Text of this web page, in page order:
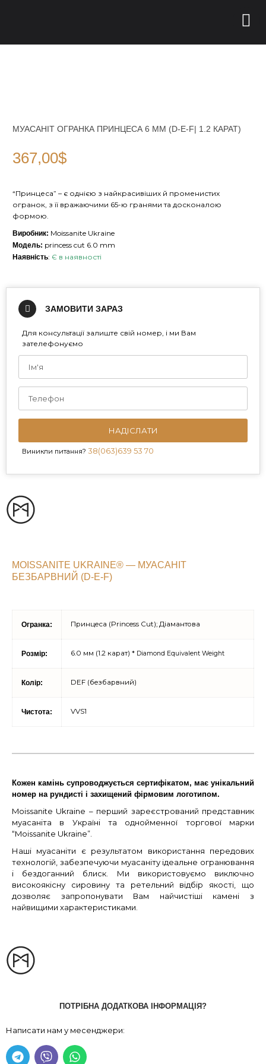
МУАСАНІТ ОГРАНКА ПРИНЦЕСА 6 ММ (D-E-F| 1.2 КАРАТ)
367,00$
“Принцеса” – є однією з найкрасивіших й променистих
огранок, з її вражаючими 65-ю гранями та досконалою
формою.
Виробник: Moissanite Ukraine
Модель: princess cut 6.0 mm
Наявність: Є в наявності
ЗАМОВИТИ ЗАРАЗ
Для консультації залиште свій номер, і ми Вам
зателефонуємо
НАДІСЛАТИ
Виникли питання? 38(063)639 53 70
MOISSANITE UKRAINE® — МУАСАНІТ
БЕЗБАРВНИЙ (D-E-F)
Огранка: Принцеса (Princess Cut); Діамантова
Розмір: 6.0 мм (1.2 карат) * Diamond Equivalent Weight
Колір: DEF (безбарвний)
Чистота: VVS1
Кожен камінь супроводжується сертифікатом, має унікальний
номер на рундисті і захищений фірмовим логотипом.
Moissanite Ukraine – перший зареєстрований представник
муасаніта в Україні та однойменної торгової марки
“Moissanite Ukraine”.
Наші муасаніти є результатом використання передових
технологій, забезпечуючи муасаніту ідеальне огранювання
і бездоганний блиск. Ми використовуємо виключно
високоякісну сировину та ретельний відбір якості, що
дозволяє запропонувати Вам найчистіші камені з
найвищими характеристиками.
ПОТРІБНА ДОДАТКОВА ІНФОРМАЦІЯ?
Написати нам у месенджери: